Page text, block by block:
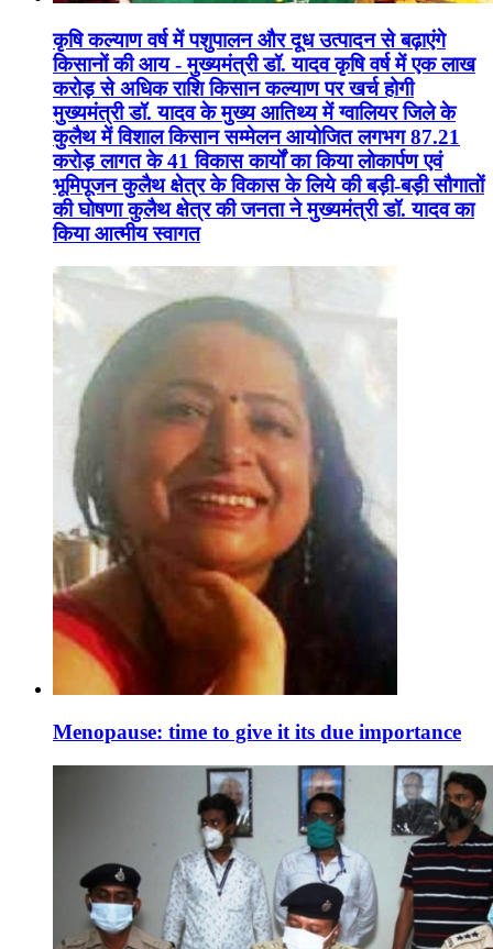
कृषि कल्याण वर्ष में पशुपालन और दूध उत्पादन से बढ़ाएंगे
किसानों की आय - मुख्यमंत्री डॉ. यादव कृषि वर्ष में एक लाख
करोड़ से अधिक राशि किसान कल्याण पर खर्च होगी
मुख्यमंत्री डॉ. यादव के मुख्य आतिथ्य में ग्वालियर जिले के
कुलैथ में विशाल किसान सम्मेलन आयोजित लगभग 87.21
करोड़ लागत के 41 विकास कार्यों का किया लोकार्पण एवं
भूमिपूजन कुलैथ क्षेत्र के विकास के लिये की बड़ी-बड़ी सौगातों
की घोषणा कुलैथ क्षेत्र की जनता ने मुख्यमंत्री डॉ. यादव का
किया आत्मीय स्वागत
Menopause: time to give it its due importance